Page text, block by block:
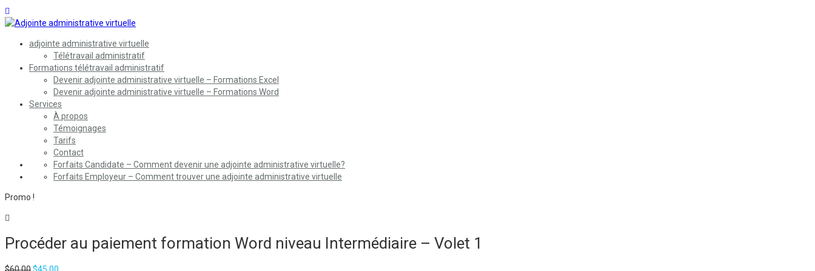
adjointe administrative virtuelle
Télétravail administratif
Formations télétravail administratif
Devenir adjointe administrative virtuelle – Formations Excel
Devenir adjointe administrative virtuelle – Formations Word
Services
À propos
Témoignages
Tarifs
Contact
Forfaits Candidate – Comment devenir une adjointe administrative virtuelle?
Forfaits Employeur – Comment trouver une adjointe administrative virtuelle
Promo !
Procéder au paiement formation Word niveau Intermédiaire – Volet 1
Le